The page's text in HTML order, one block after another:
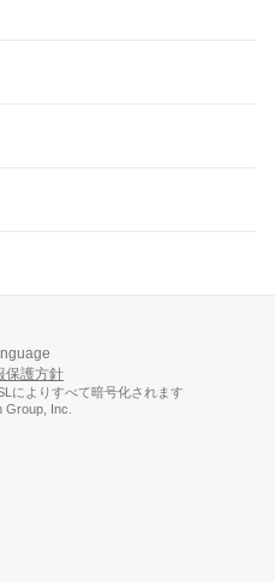
保護方針
によりすべて暗号化されます
Inc.